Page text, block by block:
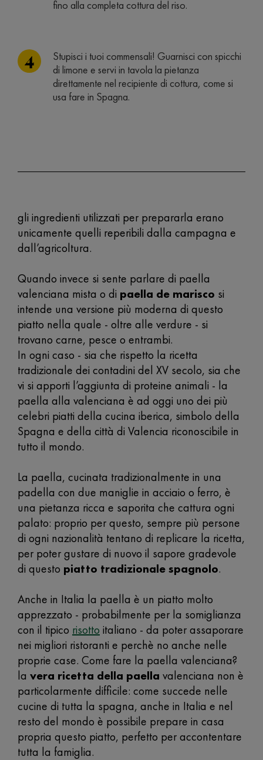
fino alla completa cottura del riso.
Stupisci i tuoi commensali! Guarnisci con spicchi
di limone e servi in tavola la pietanza
direttamente nel recipiente di cottura, come si
usa fare in Spagna.
gli ingredienti utilizzati per prepararla erano
unicamente quelli reperibili dalla campagna e
dall’agricoltura.
Quando invece si sente parlare di paella
valenciana mista o di paella de marisco si
intende una versione più moderna di questo
piatto nella quale - oltre alle verdure - si
trovano carne, pesce o entrambi.
In ogni caso - sia che rispetto la ricetta
tradizionale dei contadini del XV secolo, sia che
vi si apporti l’aggiunta di proteine animali - la
paella alla valenciana è ad oggi uno dei più
celebri piatti della cucina iberica, simbolo della
Spagna e della città di Valencia riconoscibile in
tutto il mondo.
La paella, cucinata tradizionalmente in una
padella con due maniglie in acciaio o ferro, è
una pietanza ricca e saporita che cattura ogni
palato: proprio per questo, sempre più persone
di ogni nazionalità tentano di replicare la ricetta,
per poter gustare di nuovo il sapore gradevole
di questo piatto tradizionale spagnolo.
Anche in Italia la paella è un piatto molto
apprezzato - probabilmente per la somiglianza
con il tipico risotto italiano - da poter assaporare
nei migliori ristoranti e perchè no anche nelle
proprie case. Come fare la paella valenciana?
la vera ricetta della paella valenciana non è
particolarmente difficile: come succede nelle
cucine di tutta la spagna, anche in Italia e nel
resto del mondo è possibile prepare in casa
propria questo piatto, perfetto per accontentare
tutta la famiglia.